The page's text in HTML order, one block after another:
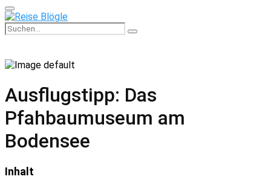
Primary
Menu
Search
for:
Search
Ausflugstipp: Das
Pfahbaumuseum am
Bodensee
Inhalt